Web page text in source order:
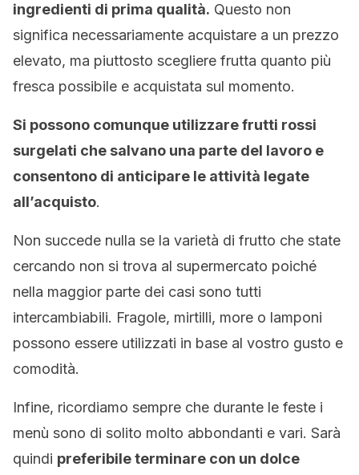
ingredienti di prima qualità. Questo non
significa necessariamente acquistare a un prezzo
elevato, ma piuttosto scegliere frutta quanto più
fresca possibile e acquistata sul momento.
Si possono comunque utilizzare frutti rossi
surgelati che salvano una parte del lavoro e
consentono di anticipare le attività legate
all’acquisto.
Non succede nulla se la varietà di frutto che state
cercando non si trova al supermercato poiché
nella maggior parte dei casi sono tutti
intercambiabili. Fragole, mirtilli, more o lamponi
possono essere utilizzati in base al vostro gusto e
comodità.
Infine, ricordiamo sempre che durante le feste i
menù sono di solito molto abbondanti e vari. Sarà
quindi preferibile terminare con un dolce